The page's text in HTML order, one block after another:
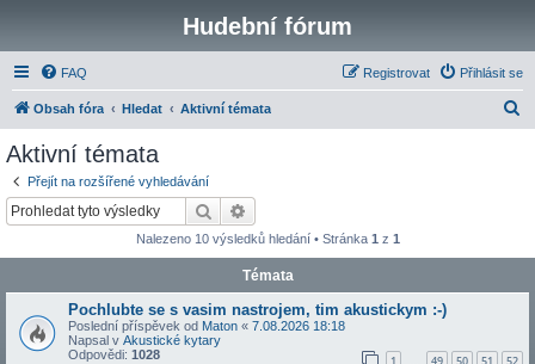
Hudební fórum
FAQ Přihlásit se
Registrovat
Obsah fóra Hledat Aktivní témata
Aktivní témata
Přejít na rozšířené vyhledávání
Hledat
Nalezeno 10 výsledků hledání • Stránka 1 z 1
Témata
Pochlubte se s vasim nastrojem, tim akustickym :-)
Poslední příspěvek od Maton « 7.08.2026 18:18
Napsal v Akustické kytary
Odpovědi: 1028